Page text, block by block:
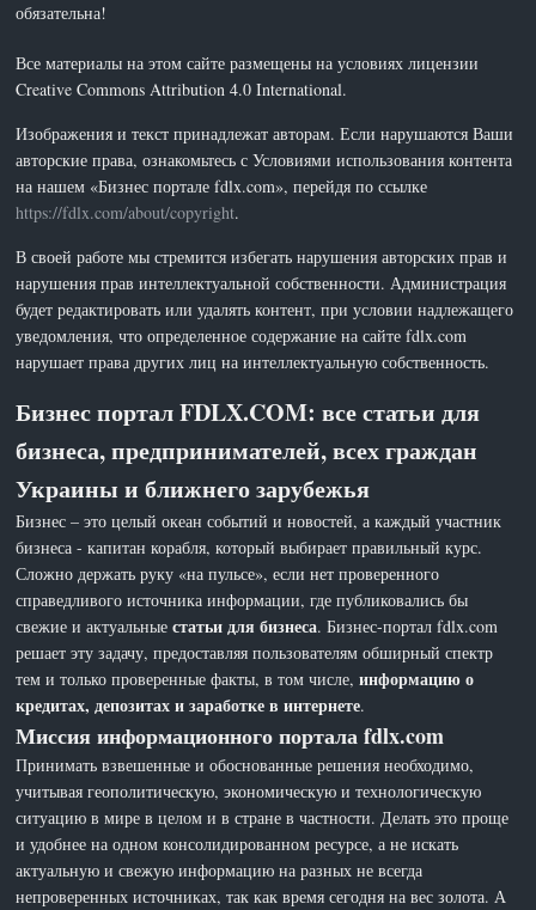
обязательна!
Все материалы на этом сайте размещены на условиях лицензии
Creative Commons Attribution 4.0 International.
Изображения и текст принадлежат авторам. Если нарушаются Ваши
авторские права, ознакомьтесь с Условиями использования контента
на нашем «Бизнес портале fdlx.com», перейдя по ссылке
https://fdlx.com/about/copyright.
В своей работе мы стремится избегать нарушения авторских прав и
нарушения прав интеллектуальной собственности. Администрация
будет редактировать или удалять контент, при условии надлежащего
уведомления, что определенное содержание на сайте fdlx.com
нарушает права других лиц на интеллектуальную собственность.
Бизнес портал FDLX.COM: все статьи для
бизнеса, предпринимателей, всех граждан
Украины и ближнего зарубежья
Бизнес – это целый океан событий и новостей, а каждый участник
бизнеса - капитан корабля, который выбирает правильный курс.
Сложно держать руку «на пульсе», если нет проверенного
справедливого источника информации, где публиковались бы
свежие и актуальныестатьи для бизнеса. Бизнес-портал fdlx.com
решает эту задачу, предоставляя пользователям обширный спектр
тем и только проверенные факты, в том числе,информацию о
кредитах, депозитах и заработке в интернете.
Миссия информационного портала fdlx.com
Принимать взвешенные и обоснованные решения необходимо,
учитывая геополитическую, экономическую и технологическую
ситуацию в мире в целом и в стране в частности. Делать это проще
и удобнее на одном консолидированном ресурсе, а не искать
актуальную и свежую информацию на разных не всегда
непроверенных источниках, так как время сегодня на вес золота. А